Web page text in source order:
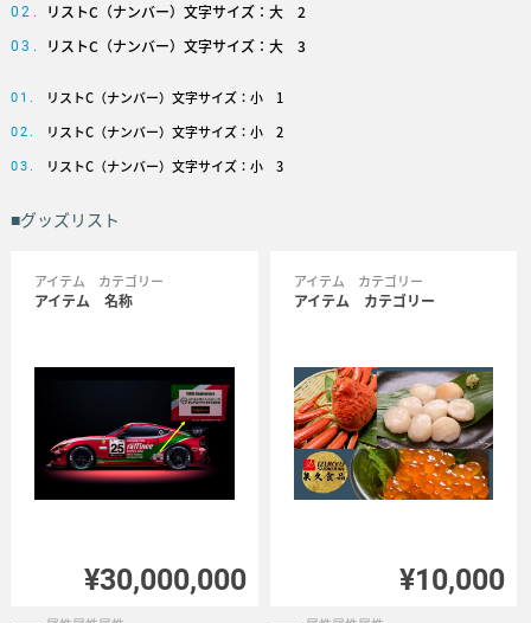
02. リストC（ナンバー）文字サイズ：大 2
03. リストC（ナンバー）文字サイズ：大 3
01. リストC（ナンバー）文字サイズ：小 1
02. リストC（ナンバー）文字サイズ：小 2
03. リストC（ナンバー）文字サイズ：小 3
■グッズリスト
アイテム カテゴリー
アイテム 名称
¥30,000,000
アイテム カテゴリー
アイテム カテゴリー
¥10,000